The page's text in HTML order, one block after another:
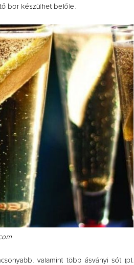
bor készülhet belőle.
valamint több ásványi sót (pl.